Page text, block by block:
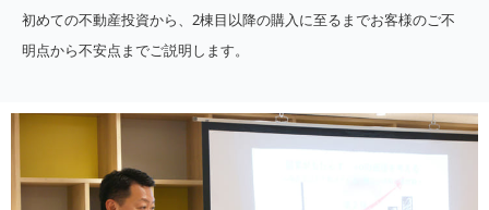
初めての不動産投資から、2棟目以降の購入に至るまでお客様のご不
明点から不安点までご説明します。